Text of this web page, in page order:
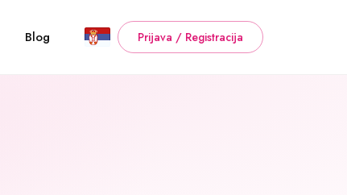
Blog Prijava / Registracija